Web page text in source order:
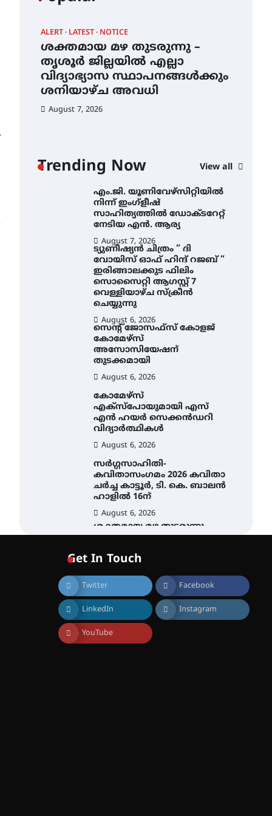
ALERT LATEST NOTICE
ശക്തമായ മഴ തുടരുന്നു –
തൃശൂർ ജില്ലയിൽ എല്ലാ
വിദ്യാഭ്യാസ സ്ഥാപനങ്ങൾക്കും
ശനിയാഴ്ച അവധി
August 7, 2026
Trending Now View all
August 6, 2026
സർഗ്ഗസാഹിതി-
കവിതാസംഗമം 2026 കവിതാ
ചർച്ച കാട്ടൂർ, ടി. കെ. ബാലൻ
ഹാളിൽ 16ന്
August 6, 2026
ശനിയാഴ്ച അവധി
എം.ജി. യൂണിവേഴ്‌സിറ്റിയിൽ
നിന്ന് ഇംഗ്ളീഷ്
സാഹിത്യത്തിൽ ഡോക്ടറേറ്റ്
നേടിയ എൻ. ആര്യ
August 7, 2026
ട്യുണീഷ്യൻ ചിത്രം ” ദി
വോയിസ് ഓഫ് ഹിന്ദ് റജബ് ”
ഇരിങ്ങാലക്കുട ഫിലിം
സൊസൈറ്റി ആഗസ്റ്റ് 7
വെള്ളിയാഴ്ച സ്‌ക്രീൻ
ചെയ്യുന്നു
August 6, 2026
സെന്റ് ജോസഫ്സ് കോളജ്
കോമേഴ്‌സ്
അസോസിയേഷന്
തുടക്കമായി
August 6, 2026
കോമേഴ്സ്
എക്സ്പോയുമായി എസ്
എൻ ഹയർ സെക്കൻഡറി
വിദ്യാർത്ഥികൾ
August 6, 2026
സർഗ്ഗസാഹിതി-
കവിതാസംഗമം 2026 കവിതാ
ചർച്ച കാട്ടൂർ, ടി. കെ. ബാലൻ
ഹാളിൽ 16ന്
August 6, 2026
ശക്തമായ മഴ തുടരുന്നു –
തൃശൂർ ജില്ലയിൽ എല്ലാ
സ്ഥാപനങ്ങൾക്കും
August 7, 2026
എം.ജി. യൂണിവേഴ്‌സിറ്റിയിൽ
നിന്ന് ഇംഗ്ളീഷ്
സാഹിത്യത്തിൽ ഡോക്ടറേറ്റ്
നേടിയ എൻ. ആര്യ
Get In Touch
Twitter Facebook
LinkedIn Instagram
YouTube